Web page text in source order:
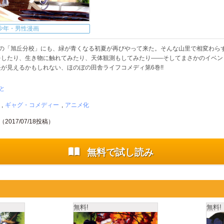
年・男性漫画
「旭丘分校」にも、緑が青くなる初夏が再びやって来た。そんな山里で相変わら
たり、生き物に触れてみたり、天体観測もしてみたり――そしてまさかのイベ
見えるかもしれない、ほのぼの田舎ライフコメディ第6巻!!
ギャグ・コメディー アニメ化
2017/07/18投稿）
無料で試し読み
無料! 無料!